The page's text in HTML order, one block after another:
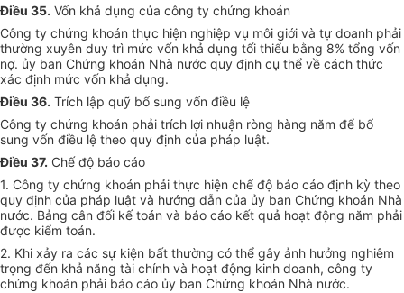
Điều 35. Vốn khả dụng của công ty chứng khoán
Công ty chứng khoán thực hiện nghiệp vụ môi giới và tự doanh phải
thường xuyên duy trì mức vốn khả dụng tối thiểu bằng 8% tổng vốn
nợ. ủy ban Chứng khoán Nhà nước quy định cụ thể về cách thức
xác định mức vốn khả dụng.
Điều 36. Trích lập quỹ bổ sung vốn điều lệ
Công ty chứng khoán phải trích lợi nhuận ròng hàng năm để bổ
sung vốn điều lệ theo quy định của pháp luật.
Điều 37. Chế độ báo cáo
1. Công ty chứng khoán phải thực hiện chế độ báo cáo định kỳ theo
quy định của pháp luật và hướng dẫn của ủy ban Chứng khoán Nhà
nước. Bảng cân đối kế toán và báo cáo kết quả hoạt động năm phải
được kiểm toán.
2. Khi xảy ra các sự kiện bất thường có thể gây ảnh hưởng nghiêm
trọng đến khả năng tài chính và hoạt động kinh doanh, công ty
chứng khoán phải báo cáo ủy ban Chứng khoán Nhà nước.